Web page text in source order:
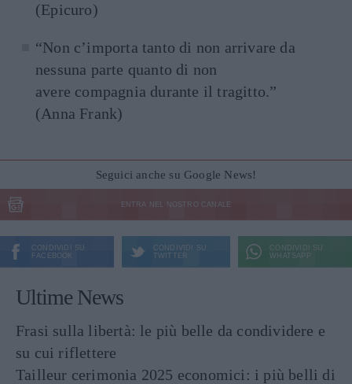
(Epicuro)
“Non c’importa tanto di non arrivare da
nessuna parte quanto di non
avere compagnia durante il tragitto.”
(Anna Frank)
Seguici anche su Google News!
ENTRA NEL NOSTRO CANALE
CONDIVIDI SU
FACEBOOK
CONDIVIDI SU
TWITTER
CONDIVIDI SU
WHATSAPP
Ultime News
Frasi sulla libertà: le più belle da condividere e
su cui riflettere
Tailleur cerimonia 2025 economici: i più belli di